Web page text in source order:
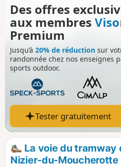
agréable. Vous passerez devant
de Pariset, puis, après avoir
Tour sans Venin, vous
Vouillants. Sur ce trajet de beaux
de vue vers le Moucherotte et la
Grenobloise.
Des offres
aux membres Viso
Premium
Jusqu’à 20% de réduction sur
randonnée chez nos enseignes
sports outdoor.
Tester gratuitement
La voie du tramway
Nizier-du-Moucherotte